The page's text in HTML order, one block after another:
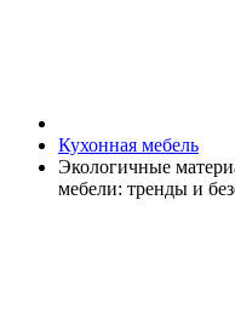
Кухонная мебель
Экологичные
мебели: тренды и